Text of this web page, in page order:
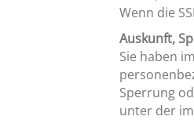
Wenn die
Auskunft,
Sie haben
Sperrung
unter der